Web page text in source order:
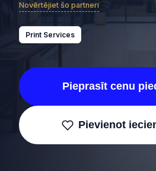
Novērtējiet šo partneri
Print Services
Pieprasīt cenu
Pievienot